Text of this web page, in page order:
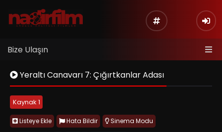
Bize Ulaşın
Yeraltı Canavarı 7: Çığırtkanlar Adası
Kaynak 1
Listeye Ekle Hata Bildir Sinema Modu